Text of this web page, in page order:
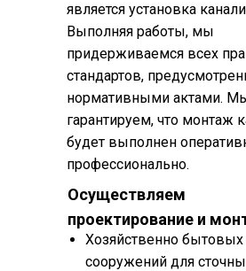
является установка
Выполняя работы, мы
придерживаемся всех
стандартов,
нормативными актами.
гарантируем, что монтаж
будет выполнен
профессионально.
Осуществляем
проектирование и
Хозяйственно бытовых
сооружений для